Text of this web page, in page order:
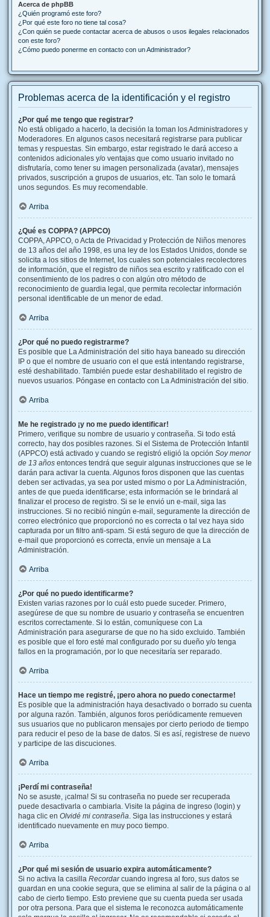
Acerca de phpBB
¿Quién programó este foro?
¿Por qué este foro no tiene tal cosa?
¿Con quién se puede contactar acerca de abusos o usos ilegales relacionados
con este foro?
¿Cómo puedo ponerme en contacto con un Administrador?
Problemas acerca de la identificación y el registro
¿Por qué me tengo que registrar?
No está obligado a hacerlo, la decisión la toman los Administradores y
Moderadores. En algunos casos necesitará registrarse para publicar
temas y respuestas. Sin embargo, estar registrado le dará acceso a
contenidos adicionales y/o ventajas que como usuario invitado no
disfrutaría, como tener su imagen personalizada (avatar), mensajes
privados, suscripción a grupos de usuarios, etc. Tan solo le tomará
unos segundos. Es muy recomendable.
Arriba
¿Qué es COPPA? (APPCO)
COPPA, APPCO, o Acta de Privacidad y Protección de Niños menores
de 13 años del año 1998, es una ley de los Estados Unidos, donde se
solicita a los sitios de Internet, los cuales son potenciales recolectores
de información, que el registro de niños sea escrito y ratificado con el
consentimiento de los padres o con algún otro método de
reconocimiento de guardia legal, que permita recolectar información
personal identificable de un menor de edad.
Arriba
¿Por qué no puedo registrarme?
Es posible que La Administración del sitio haya baneado su dirección
IP o que el nombre de usuario con el que está intentando registrarse,
esté deshabilitado. También puede estar deshabilitado el registro de
nuevos usuarios. Póngase en contacto con La Administración del sitio.
Arriba
Me he registrado ¡y no me puedo identificar!
Primero, verifique su nombre de usuario y contraseña. Si todo está
correcto, hay dos posibles razones. Si el Sistema de Protección Infantil
(APPCO) está activado y cuando se registró eligió la opción Soy menor
de 13 años entonces tendrá que seguir algunas instrucciones que se le
darán para activar la cuenta. Algunos foros disponen que las cuentas
deben ser activadas, ya sea por usted mismo o por La Administración,
antes de que pueda identificarse; esta información se le brindará al
finalizar el proceso de registro. Si se le envió un e-mail, siga las
instrucciones. Si no recibió ningún e-mail, seguramente la dirección de
correo electrónico que proporcionó no es correcta o tal vez haya sido
capturada por un filtro anti-spam. Si está seguro de que la dirección de
e-mail que proporcionó es correcta, envíe un mensaje a La
Administración.
Arriba
¿Por qué no puedo identificarme?
Existen varias razones por lo cuál esto puede suceder. Primero,
asegúrese de que su nombre de usuario y contraseña se encuentren
escritos correctamente. Si lo están, comuníquese con La
Administración para asegurarse de que no ha sido excluido. También
es posible que el foro esté mal configurado por su dueño y/o tenga
fallos en la programación, por lo que necesitaría ser reparado.
Arriba
Hace un tiempo me registré, ¡pero ahora no puedo conectarme!
Es posible que la administración haya desactivado o borrado su cuenta
por alguna razón. También, algunos foros periódicamente remueven
sus usuarios que no publicaron mensajes por cierto periodo de tiempo
para reducir el peso de la base de datos. Si es así, registrese de nuevo
y participe de las discuciones.
Arriba
¡Perdí mi contraseña!
No se asuste, ¡calma! Si su contraseña no puede ser recuperada
puede desactivarla o cambiarla. Visite la página de ingreso (login) y
haga clic en Olvidé mi contraseña. Siga las instrucciones y estará
identificado nuevamente en muy poco tiempo.
Arriba
¿Por qué mi sesión de usuario expira automáticamente?
Si no activa la casilla Recordarcuando ingresa al foro, sus datos se
guardan en una cookie segura, que se elimina al salir de la página o al
cabo de cierto tiempo. Esto previene que su cuenta pueda ser usada
por otra persona. Para que el sistema le reconozca automáticamente